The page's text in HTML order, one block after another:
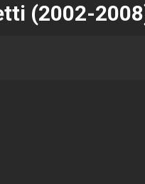
(2002-